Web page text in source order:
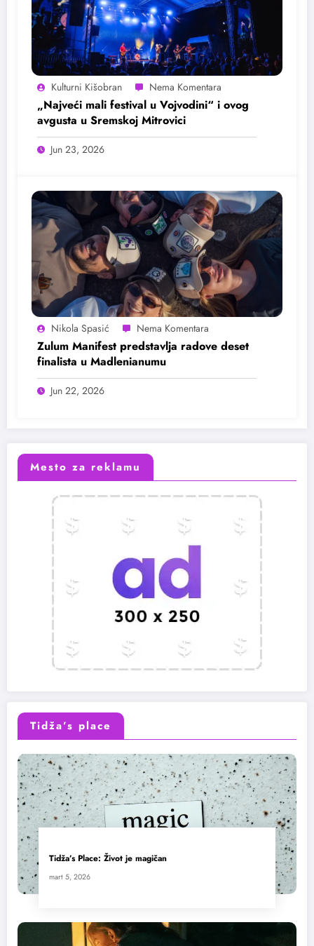
Kulturni Kišobran
„Najveći mali festival u Vojvodini“ i ovog
avgusta u Sremskoj Mitrovici
Jun 23, 2026
Nikola Spasić
Zulum Manifest predstavlja radove deset
finalista u Madlenianumu
Jun 22, 2026
Mesto za reklamu
Tidža’s place
Tidža’s Place: Život je magičan
mart 5, 2026